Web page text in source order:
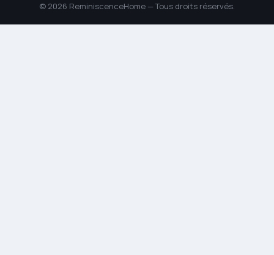
© 2026 ReminiscenceHome — Tous droits réservés.